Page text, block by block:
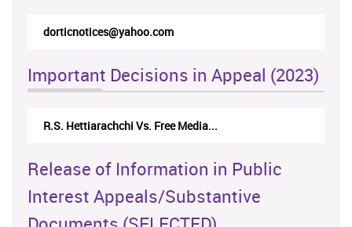
dorticnotices@yahoo.com
Important Decisions in Appeal (2023)
R.S. Hettiarachchi Vs. Free Media...
Release of Information in Public
Interest Appeals/Substantive